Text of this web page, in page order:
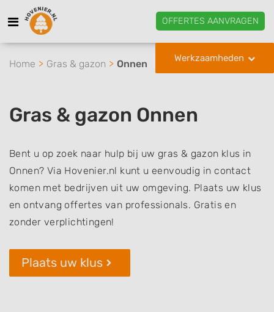
OFFERTES AANVRAGEN
Werkzaamheden
Home Gras & gazon Onnen
Gras & gazon Onnen
Bent u op zoek naar hulp bij uw gras & gazon klus in
Onnen? Via Hovenier.nl kunt u eenvoudig in contact
komen met bedrijven uit uw omgeving. Plaats uw klus
en ontvang offertes van professionals. Gratis en
zonder verplichtingen!
Plaats uw klus